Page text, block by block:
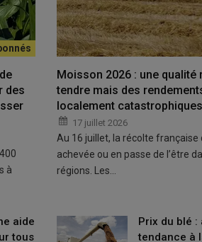
l’environnement et la santé
J’ai fait une présentation de la
la santé humaine. Avant 2010, il y avait
été menés avec des nouvelles
à deux insecticides doit rester
concernant les effets de
entre des expositions à l’acétamipride et
américaine, composée d’hommes
des
à
Moisson 2026 : une qualité
tendre mais des
localement catastrophiques
17 juillet 2026
Au 16 juillet, la récolte française
achevée ou en passe de l’être
régions. Les…
aide
tous
Prix du blé
tendance à